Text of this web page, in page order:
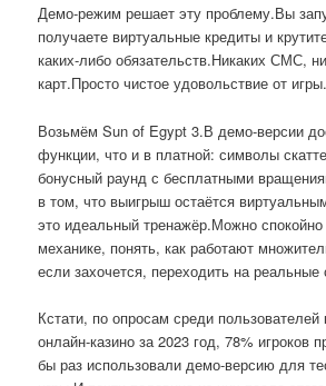
Демо-режим решает эту проблему.Вы
получаете виртуальные кредиты и
каких-либо обязательств.Никаких СМС,
карт.Просто чистое удовольствие от игры.
Возьмём Sun of Egypt 3.В демо-версии
функции, что и в платной: символы
бонусный раунд с бесплатными
в том, что выигрыш остаётся
это идеальный тренажёр.Можно спокойно
механике, понять, как работают
если захочется, переходить на реальные
Кстати, по опросам среди пользователей
онлайн-казино за 2023 год, 78% игроков
бы раз использовали демо-версию для